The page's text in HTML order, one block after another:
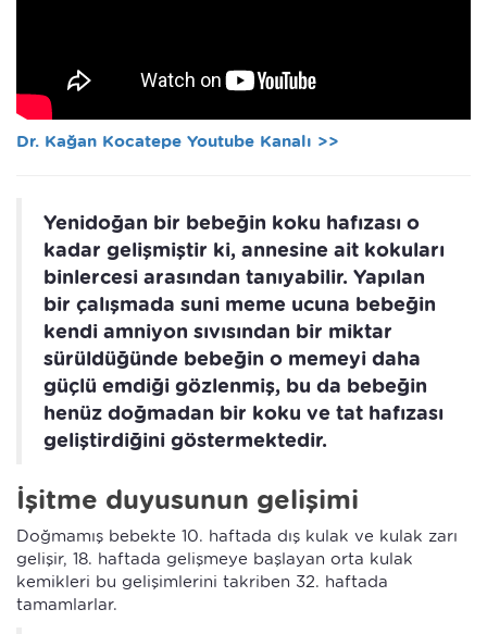
Dr. Kağan Kocatepe Youtube Kanalı >>
Yenidoğan bir bebeğin koku hafızası o
kadar gelişmiştir ki, annesine ait kokuları
binlercesi arasından tanıyabilir. Yapılan
bir çalışmada suni meme ucuna bebeğin
kendi amniyon sıvısından bir miktar
sürüldüğünde bebeğin o memeyi daha
güçlü emdiği gözlenmiş, bu da bebeğin
henüz doğmadan bir koku ve tat hafızası
geliştirdiğini göstermektedir.
İşitme duyusunun gelişimi
Doğmamış bebekte 10. haftada dış kulak ve kulak zarı
gelişir, 18. haftada gelişmeye başlayan orta kulak
kemikleri bu gelişimlerini takriben 32. haftada
tamamlarlar.